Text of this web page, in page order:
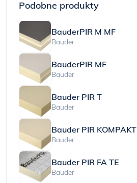
Podobne produkty
BauderPIR M MF
Bauder
BauderPIR MF
Bauder
Bauder PIR T
Bauder
Bauder PIR KOMPAKT
Bauder
Bauder PIR FA TE
Bauder